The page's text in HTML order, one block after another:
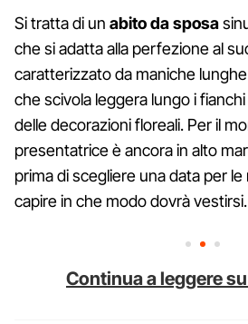
Si tratta di un abito da sposa
che si adatta alla perfezione al
caratterizzato da maniche
che scivola leggera lungo i
delle decorazioni floreali. Per il
presentatrice è ancora in alto
prima di scegliere una data per
capire in che modo dovrà vestirsi.
Continua a leggere